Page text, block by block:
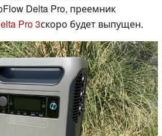
Delta Pro, преемник
Pro 3скоро будет выпущен.